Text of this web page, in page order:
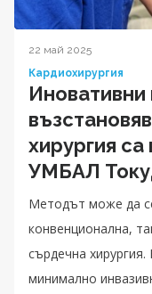
22 май 2025
Кардиохирургия
Иновативни
хирургия
УМБАЛ
Методът може да
конвенционална,
сърдечна
минимално